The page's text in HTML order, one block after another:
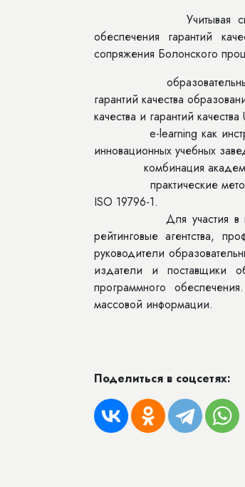
Учитывая специфику
обеспечения гарантий
сопряжения Болонского
образовательные,
гарантий качества
качества и гарантий качества
e-learning как
инновационных учебных
комбинация
практические методы
ISO 19796-1.
Для участия в
рейтинговые агентства,
руководители
издатели и поставщики
программного
массовой информации.
Поделиться в соцсетях: